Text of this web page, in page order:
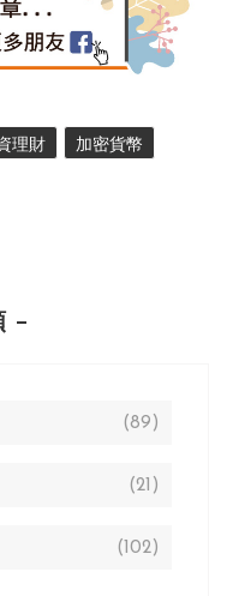
理財 加密貨幣
(89)
(21)
(102)